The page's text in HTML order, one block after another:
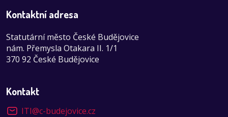
Kontaktní adresa
Statutární město České Budějovice
nám. Přemysla Otakara II. 1/1
370 92 České Budějovice
Kontakt
ITI@c-budejovice.cz